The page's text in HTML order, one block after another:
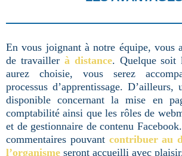
En vous joignant à notre équipe, vous
de travailler à distance. Quelque soit
aurez choisie, vous serez
processus d’apprentissage. D’ailleurs,
disponible concernant la mise en
comptabilité ainsi que les rôles de
et de gestionnaire de contenu
commentaires pouvant contribuer au
l’organisme seront accueilli avec